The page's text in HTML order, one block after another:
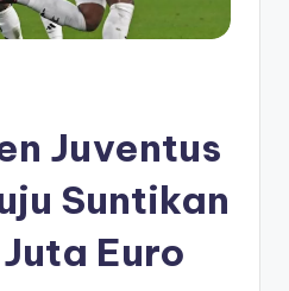
Juventus
Suntikan
Euro